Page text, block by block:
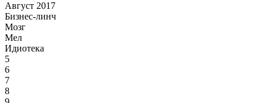
Август 2017
Бизнес-линч
Мозг
Мел
Идиотека
5
6
7
8